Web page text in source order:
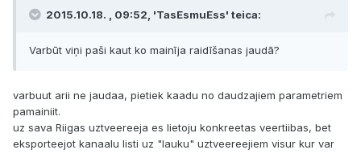
2015.10.18. , 09:52, 'TasEsmuEss' teica:
Varbūt viņi paši kaut ko mainīja raidīšanas jaudā?
varbuut arii ne jaudaa, pietiek kaadu no daudzajiem parametriem
pamainiit.
uz sava Riigas uztveereeja es lietoju konkreetas veertiibas, bet
eksporteejot kanaalu listi uz "lauku" uztveereejiem visur kur var